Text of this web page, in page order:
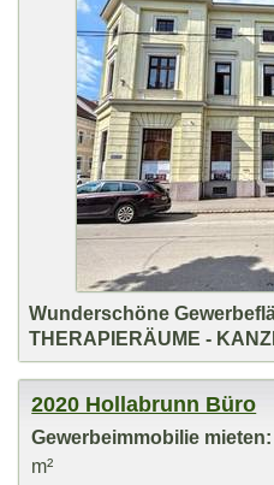
Wunderschöne
THERAPIERÄUME -
2020 Hollabrunn Büro
Gewerbeimmobilie mieten:
m²